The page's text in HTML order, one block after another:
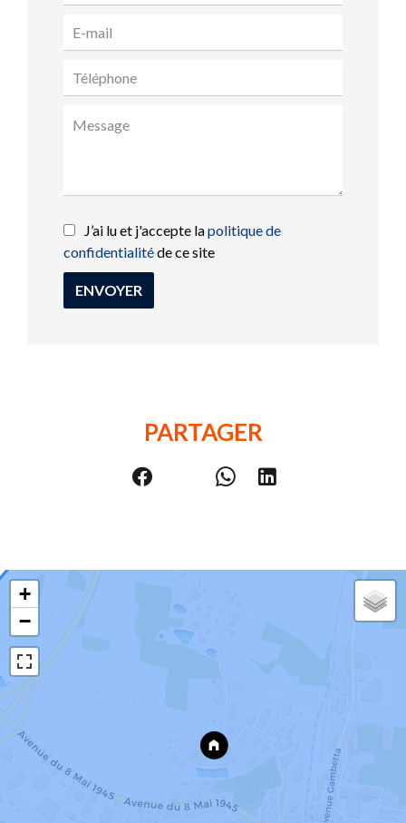
J’ai lu et j'accepte lapolitique de
confidentialitéde ce site
ENVOYER
PARTAGER
+
−